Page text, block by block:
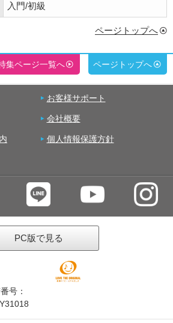
入門/初級
ページトップへ
集ページ一覧へ ページトップへ
お客様サポート
会社概要
個人情報保護方針
PC版で見る
号：